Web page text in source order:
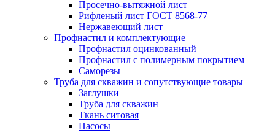
Просечно-вытяжной лист
Рифленый лист ГОСТ 8568-77
Нержавеющий лист
Профнастил и комплектующие
Профнастил оцинкованный
Профнастил с полимерным покрытием
Саморезы
Труба для скважин и сопутствующие товары
Заглушки
Труба для скважин
Ткань ситовая
Насосы